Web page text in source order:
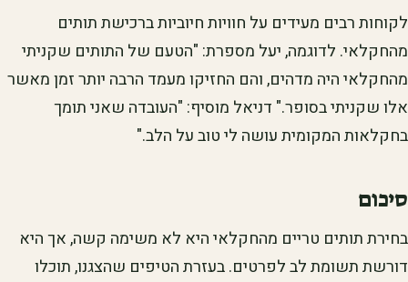
לקוחות רבים מעידים על חוויות חיוביות ברכישת תותים
מהחקלאי. לדוגמה, יעל מספרת: "הטעם של התותים שקניתי
מהחקלאי היה מדהים, והם החזיקו מעמד הרבה יותר זמן מאשר
אלו שקניתי בסופר." דניאל מוסיף: "העובדה שאני תומך
בחקלאות המקומית עושה לי טוב על הלב."
סיכום
בחירת תותים טריים מהחקלאי היא לא משימה קשה, אך היא
דורשת תשומת לב לפרטים. בעזרת הטיפים שהצגנו, תוכלו